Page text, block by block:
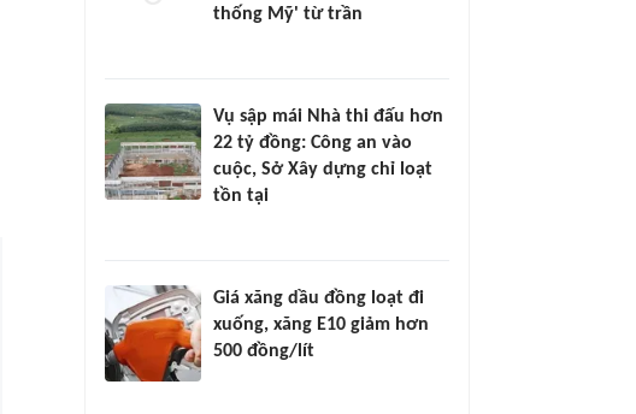
thống Mỹ' từ trần
Vụ sập mái Nhà thi đấu hơn
22 tỷ đồng: Công an vào
cuộc, Sở Xây dựng chỉ loạt
tồn tại
Giá xăng dầu đồng loạt đi
xuống, xăng E10 giảm hơn
500 đồng/lít